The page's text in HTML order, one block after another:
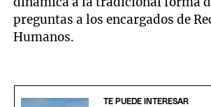
preguntas a los encargados de
Humanos.
TE PUEDE INTERESAR